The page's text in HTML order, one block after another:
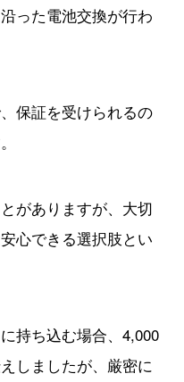
った電池交換が行わ
保証を受けられるの
がありますが、大切
心できる選択肢とい
持ち込む場合、4,000
しましたが、厳密に